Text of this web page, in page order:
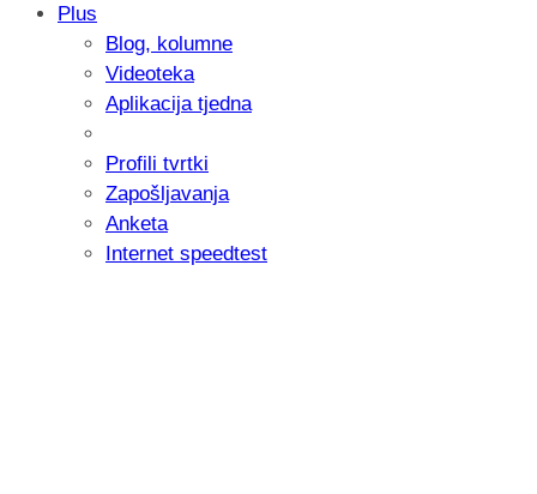
Samsung otkrio kako je nastajala
donijelo tanje i izdržljivije preklopne
Plus
Blog, kolumne
Videoteka
Aplikacija tjedna
Profili tvrtki
Zapošljavanja
Anketa
Internet speedtest